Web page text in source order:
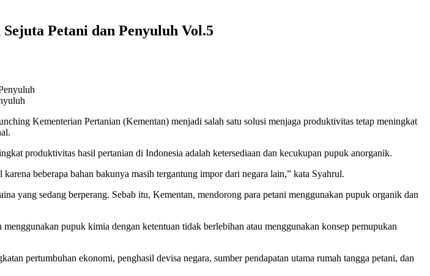
Petani dan Penyuluh Vol.5
Kementerian Pertanian (Kementan) menjadi salah satu solusi menjaga produktivitas tetap meningkat
produktivitas hasil pertanian di Indonesia adalah ketersediaan dan kecukupan pupuk anorganik.
beberapa bahan bakunya masih tergantung impor dari negara lain,” kata Syahrul.
yang sedang berperang. Sebab itu, Kementan, mendorong para petani menggunakan pupuk organik dan
pupuk kimia dengan ketentuan tidak berlebihan atau menggunakan konsep pemupukan
pertumbuhan ekonomi, penghasil devisa negara, sumber pendapatan utama rumah tangga petani, dan